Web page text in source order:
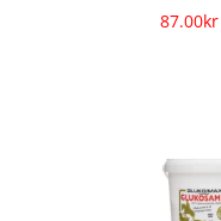
87.00kr